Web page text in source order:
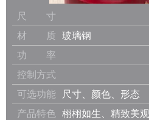
尺 寸
材 质
玻璃钢
功 率
控制方式
可选功能
尺寸、颜色、形态
产品特色
栩栩如生、精致美观